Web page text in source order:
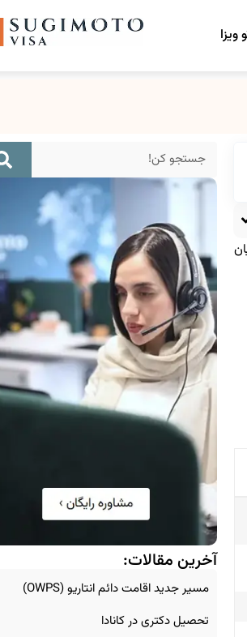
ویزا
آخرین مقالات:
مسیر جدید اقامت دائم انتاریو (OWPS)
تحصیل دکتری در کانادا